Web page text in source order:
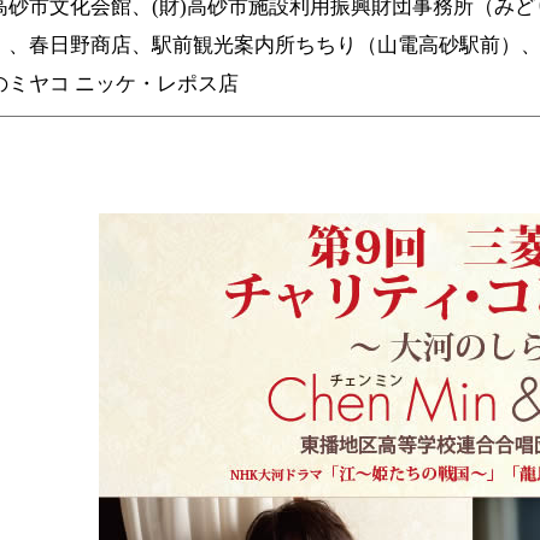
砂市文化会館、(財)高砂市施設利用振興財団事務所（み
、春日野商店、駅前観光案内所ちちり（山電高砂駅前）
ミヤコ ニッケ・レポス店